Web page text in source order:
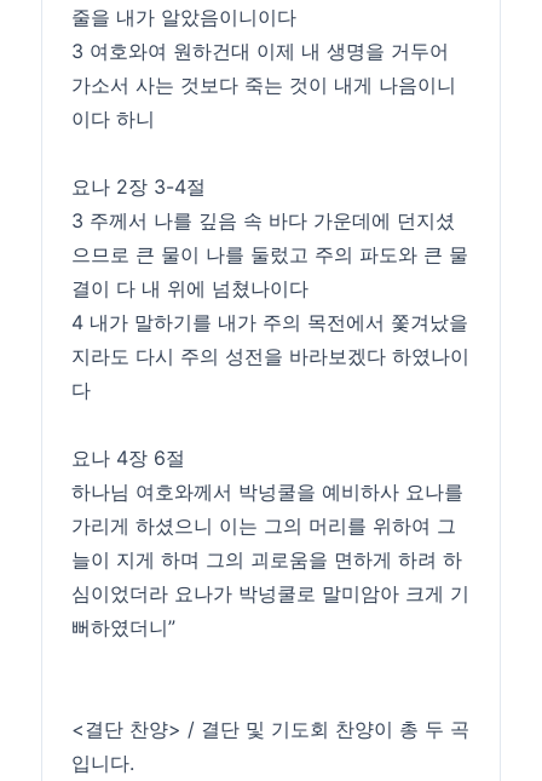
줄을 내가 알았음이니이다
3 여호와여 원하건대 이제 내 생명을 거두어
가소서 사는 것보다 죽는 것이 내게 나음이니
이다 하니
요나 2장 3-4절
3 주께서 나를 깊음 속 바다 가운데에 던지셨
으므로 큰 물이 나를 둘렀고 주의 파도와 큰 물
결이 다 내 위에 넘쳤나이다
4 내가 말하기를 내가 주의 목전에서 쫓겨났을
지라도 다시 주의 성전을 바라보겠다 하였나이
다
요나 4장 6절
하나님 여호와께서 박넝쿨을 예비하사 요나를
가리게 하셨으니 이는 그의 머리를 위하여 그
늘이 지게 하며 그의 괴로움을 면하게 하려 하
심이었더라 요나가 박넝쿨로 말미암아 크게 기
뻐하였더니”
<결단 찬양> / 결단 및 기도회 찬양이 총 두 곡
입니다.